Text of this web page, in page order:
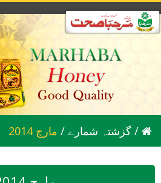
/
/ گزشتہ شمارے 2014 مارچ